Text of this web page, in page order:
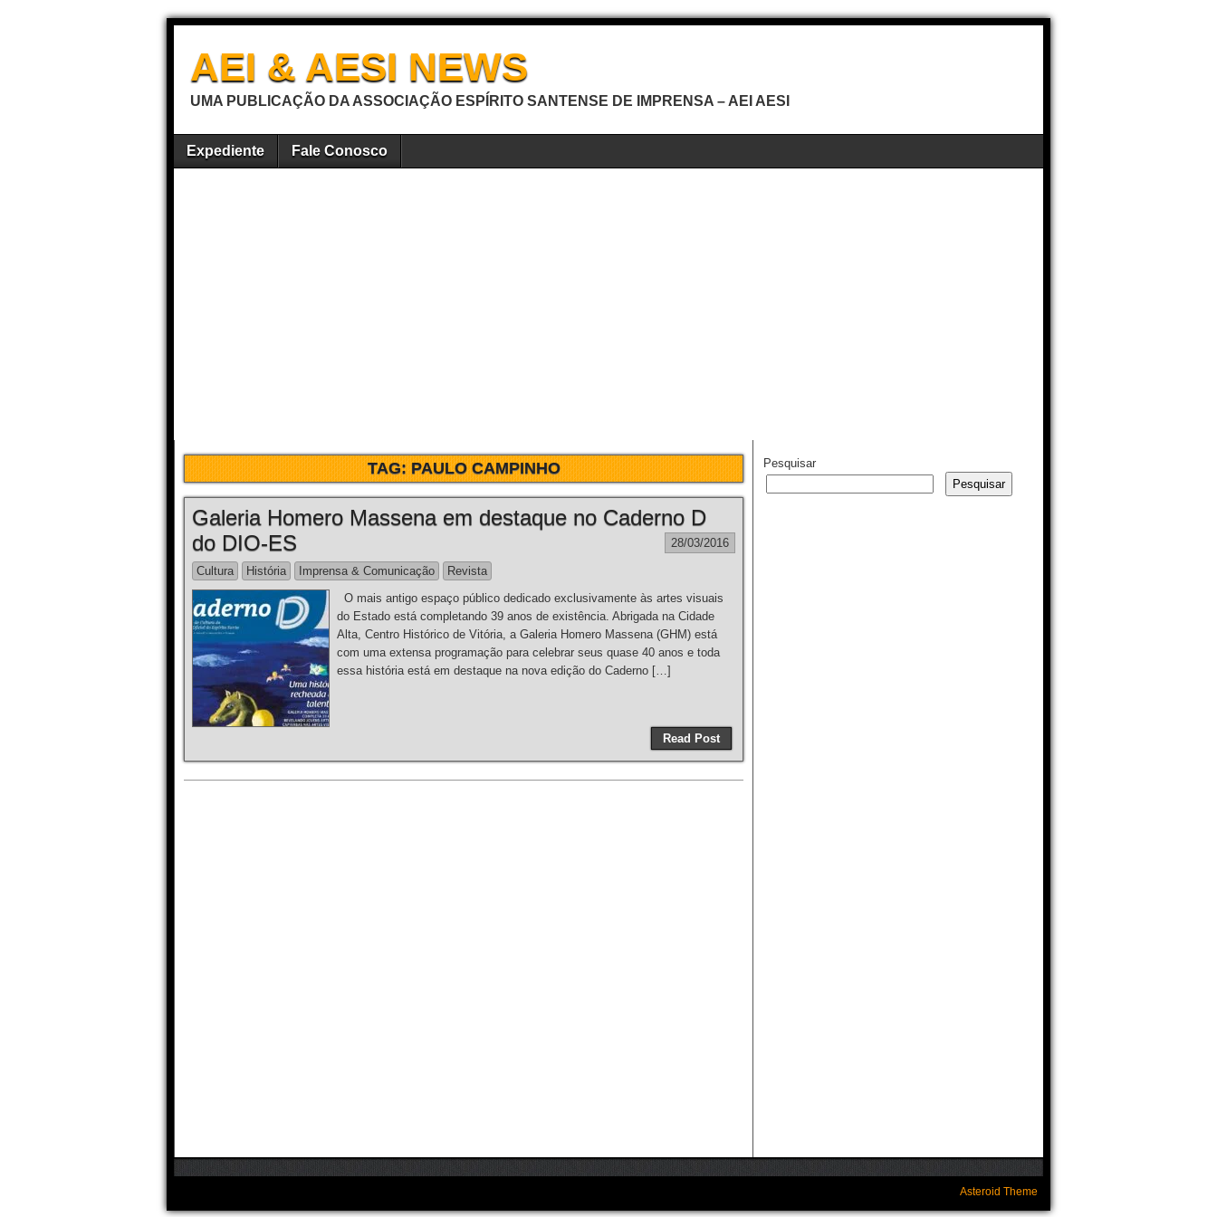
AEI & AESI NEWS
UMA PUBLICAÇÃO DA ASSOCIAÇÃO ESPÍRITO SANTENSE DE IMPRENSA – AEI AESI
Expediente Fale Conosco
TAG:PAULO CAMPINHO
Galeria Homero Massena em destaque no Caderno D
do DIO-ES
28/03/2016
Cultura História Imprensa & Comunicação
Revista
O mais antigo espaço público dedicado exclusivamente às artes visuais
do Estado está completando 39 anos de existência. Abrigada na Cidade
Alta, Centro Histórico de Vitória, a Galeria Homero Massena (GHM) está
com uma extensa programação para celebrar seus quase 40 anos e toda
essa história está em destaque na nova edição do Caderno […]
Read Post
Pesquisar
Pesquisar
Asteroid Theme